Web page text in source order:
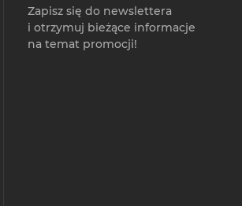
Zapisz się do newslettera
i otrzymuj bieżące informacje
na temat promocji!